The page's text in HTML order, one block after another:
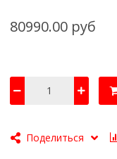
80990.00 руб
Поделиться